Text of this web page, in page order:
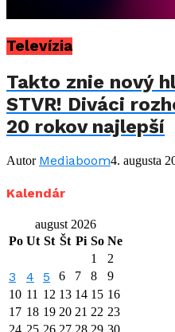
Televízia
Takto znie nový
STVR! Diváci
20 rokov najlepší
Autor Mediaboom4. augusta
Kalendár
august 2026
Po Ut St Št Pi So Ne
1
2
3 4 5 6 7 8
9
10 11 12 13 14 15 16
17 18 19 20 21 22 23
24 25 26 27 28 29 30